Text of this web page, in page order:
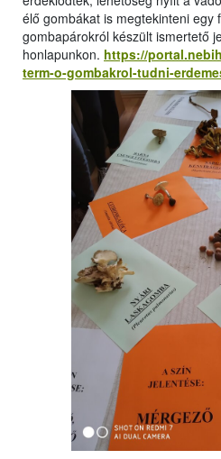
élő gombákat is megtekinteni egy
gombapárokról készült ismertető
honlapunkon. https://
term-o-gombakrol-tudni-